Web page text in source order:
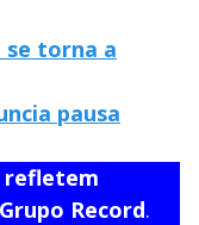
se torna a
pausa
refletem
Grupo Record.